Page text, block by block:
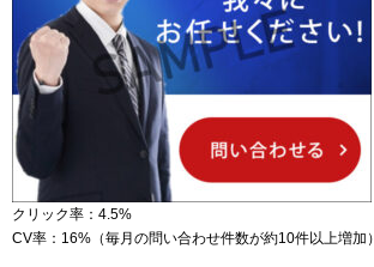
クリック率：4.5%
CV率：16%（毎月の問い合わせ件数が約10件以上増加）